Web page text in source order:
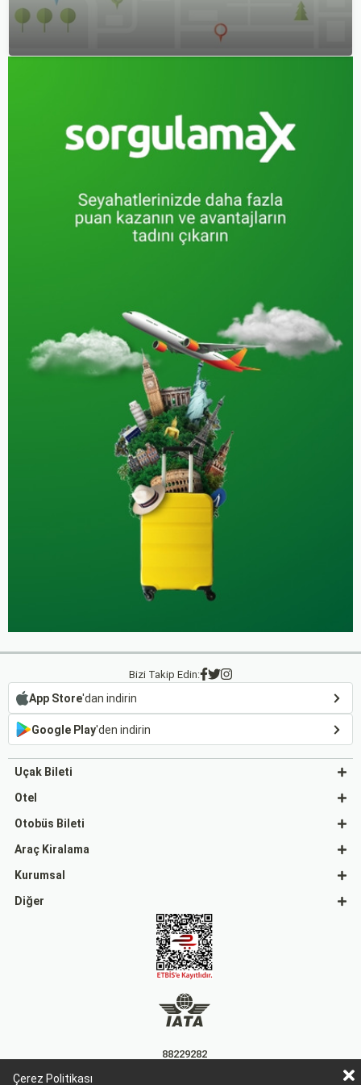
Çerez Politikası
Bizi Takip Edin:
App Store'dan indirin
Google Play'den indirin
Uçak Bileti
Otel
Otobüs Bileti
Araç Kiralama
Kurumsal
Diğer
88229282